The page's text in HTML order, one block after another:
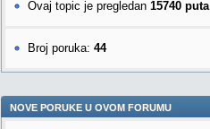
Ovaj topic je pregledan 15740 puta
Broj poruka: 44
NOVE PORUKE U OVOM FORUMU